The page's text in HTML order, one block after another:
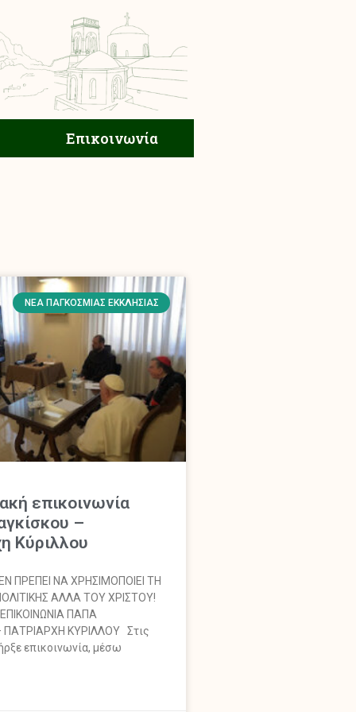
Επικοινωνία
Ζωή Επικοινωνία
ΝΈΑ ΠΑΓΚΌΣΜΙΑΣ ΕΚΚΛΗΣΊΑΣ
επικοινωνία
–
Κύριλλου
ΠΡΕΠΕΙ ΝΑ ΧΡΗΣΙΜΟΠΟΙΕΙ ΤΗ
ΑΛΛΑ ΤΟΥ ΧΡΙΣΤΟΥ!
ΠΑΠΑ
ΠΑΤΡΙΑΡΧΗ ΚΥΡΙΛΛΟΥ Στις
επικοινωνία, μέσω